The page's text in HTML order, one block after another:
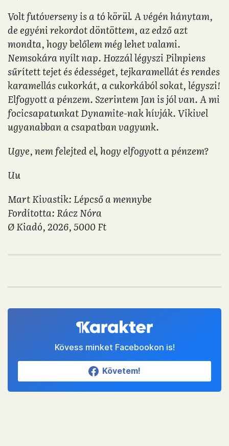
Volt futóverseny is a tó körül. A végén hánytam,
de egyéni rekordot döntöttem, az edző azt
mondta, hogy belőlem még lehet valami.
Nemsokára nyílt nap. Hozzál légyszi Pilnpiens
sűrített tejet és édességet, tejkaramellát és rendes
karamellás cukorkát, a cukorkából sokat, légyszi!
Elfogyott a pénzem. Szerintem Jan is jól van. A mi
focicsapatunkat Dynamite-nak hívják. Vikivel
ugyanabban a csapatban vagyunk.
Ugye, nem felejted el, hogy elfogyott a pénzem?
Uu
Mart Kivastik: Lépcső a mennybe
Fordította: Rácz Nóra
Ø Kiadó, 2026, 5000 Ft
Kövess minket Facebookon is!
Követem!